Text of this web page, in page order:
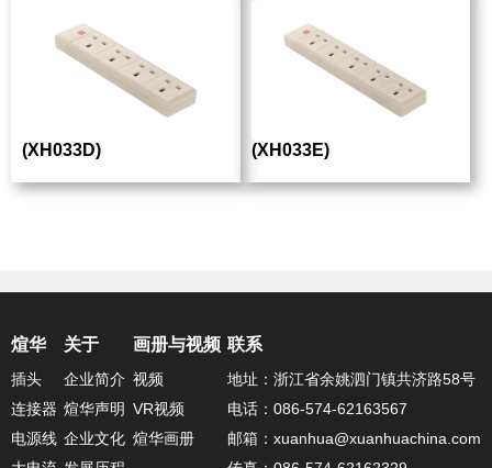
(XH033D) (XH033E)
煊华
插头
连接器
电源线
关于
企业简介
煊华声明
企业文化
画册与视频
视频
VR视频
煊华画册
联系
地址：浙江省余姚泗门镇共济路58号
电话：086-574-62163567
邮箱：xuanhua@xuanhuachina.com